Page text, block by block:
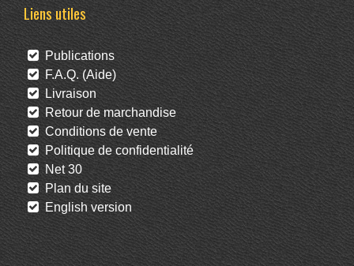
Liens utiles
Publications
F.A.Q. (Aide)
Livraison
Retour de marchandise
Conditions de vente
Politique de confidentialité
Net 30
Plan du site
English version